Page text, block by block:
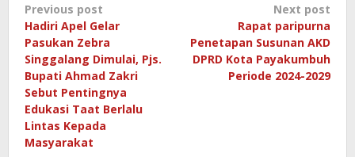
Post
navigation
Previous post
Hadiri Apel Gelar
Pasukan Zebra
Singgalang Dimulai, Pjs.
Bupati Ahmad Zakri
Sebut Pentingnya
Edukasi Taat Berlalu
Lintas Kepada
Masyarakat
Next post
Rapat paripurna
Penetapan Susunan AKD
DPRD Kota Payakumbuh
Periode 2024-2029